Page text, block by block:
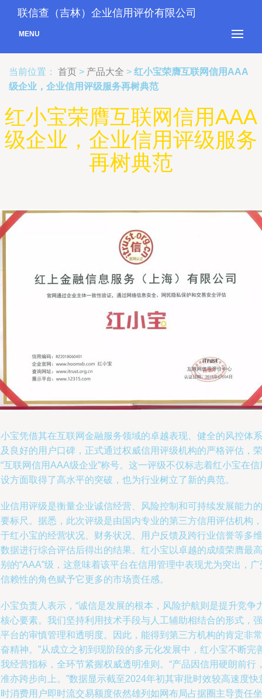
联信查（吉林）企业信用评价有限公司
MENU
当前位置： 首页 > 产品大全 > 红小宝荣膺互联网信用AAA
级企业，企业信用评级服务再树典范
红小宝荣膺互联网信用AAA
级企业，企业信用评级服务
再树典范
宝凭借其在互联网金融服务领域的卓越表现、健全的风控体系
良好的用户口碑，正式通过权威信用评级机构的严格评估，荣
互联网信用AAA级企业”称号。这一评级不仅标志着红小宝在信
方面取得了高水平的突破，也为行业树立了新的典范。
信用评级是衡量企业诚信经营、风险控制和可持续发展能力的
标尺。据悉，此次评级是由国内专业的第三方信用评估机构，
红小宝的经营状况、财务状况、用户反馈及跨行业信誉等多维
据进行综合评估后得出的结果。红小宝以卓越的成绩荣膺最高
的“AAA”级，这意味着该平台在信用管理中表现尤为突出，广
赖性的角色赋予它更多的市场责任感。
宝负责人表示，“诚信是发展的根本，风险护航则是提升竞争
心要素。我们坚持利用技术手段与人工辅助相结合的形式，强
台的审慎管理和透明度。因此，能得到第三方机构的肯定非常
精神。”从成立之初到现阶段的多元化发展中，红小宝不断完
经营指标，全环节紧握权威透明准则。“产品因信用硬朗前行
亦跨步向上。”数据显示截至2024年初其审批时效较高速度快
消费用户即时流交易额度依然雄列如网布局占据圈主导责任坐